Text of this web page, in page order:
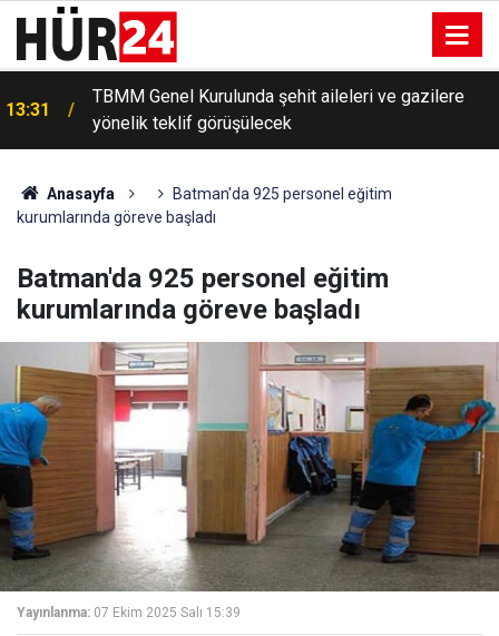
13:31
TBMM Genel Kurulunda şehit aileleri ve gazilere
yönelik teklif görüşülecek
Anasayfa
Batman'da 925 personel eğitim
kurumlarında göreve başladı
Batman'da 925 personel eğitim
kurumlarında göreve başladı
Yayınlanma: 07 Ekim 2025 Salı 15:39